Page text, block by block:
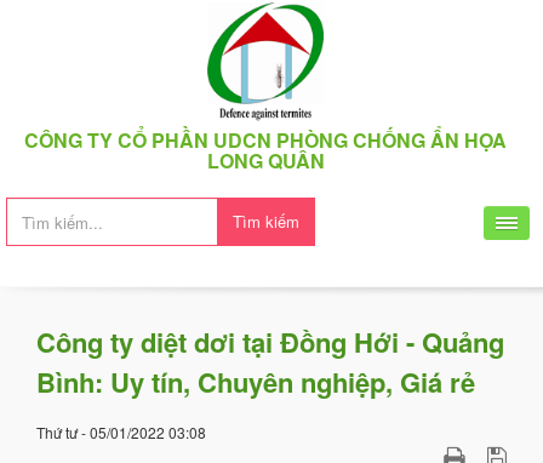
CÔNG TY CỔ PHẦN UDCN PHÒNG CHỐNG ẨN HỌA
LONG QUÂN
Tìm kiếm
Công ty diệt dơi tại Đồng Hới - Quảng
Bình: Uy tín, Chuyên nghiệp, Giá rẻ
Thứ tư - 05/01/2022 03:08